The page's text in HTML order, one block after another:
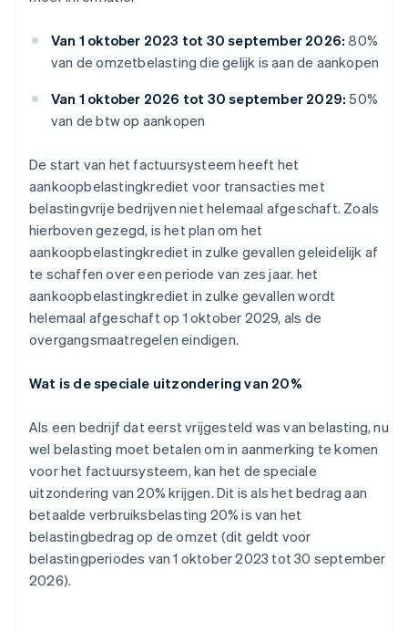
Van 1 oktober 2023 tot 30 september 2026: 80%
van de omzetbelasting die gelijk is aan de aankopen
Van 1 oktober 2026 tot 30 september 2029: 50%
van de btw op aankopen
De start van het factuursysteem heeft het
aankoopbelastingkrediet voor transacties met
belastingvrije bedrijven niet helemaal afgeschaft. Zoals
hierboven gezegd, is het plan om het
aankoopbelastingkrediet in zulke gevallen geleidelijk af
te schaffen over een periode van zes jaar. het
aankoopbelastingkrediet in zulke gevallen wordt
helemaal afgeschaft op 1 oktober 2029, als de
overgangsmaatregelen eindigen.
Wat is de speciale uitzondering van 20%
Als een bedrijf dat eerst vrijgesteld was van belasting, nu
wel belasting moet betalen om in aanmerking te komen
voor het factuursysteem, kan het de speciale
uitzondering van 20% krijgen. Dit is als het bedrag aan
betaalde verbruiksbelasting 20% is van het
belastingbedrag op de omzet (dit geldt voor
belastingperiodes van 1 oktober 2023 tot 30 september
2026).